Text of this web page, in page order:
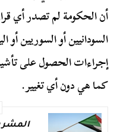
أن الحكومة لم تصدر أي
السودانيين أو السوريين أو
إجراءات الحصول على
كما هي دون أي تغيير.